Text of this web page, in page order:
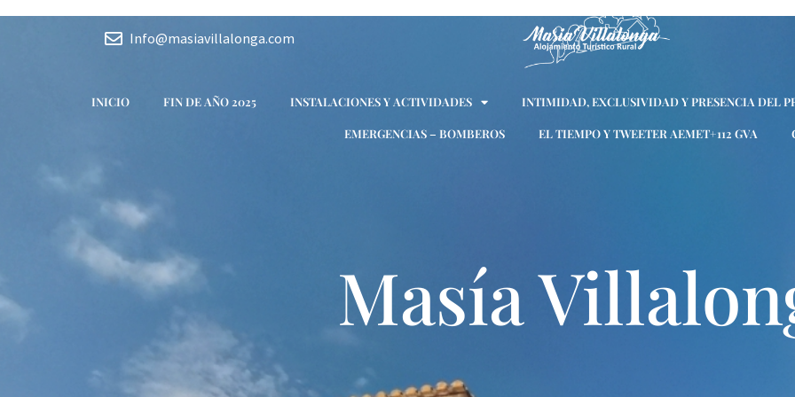
Ir
Info@masiavillalonga.com
INICIO FIN DE AÑO 2025 INSTALACIONES Y ACTIVIDADES INTIMIDAD, EXCLUSIVIDAD Y PRESENCIA DEL
EMERGENCIAS – BOMBEROS EL TIEMPO Y TWEETER AEMET+112 GVA
Masía
Navegación